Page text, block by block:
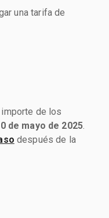
una tarifa de
de los
de mayo de 2025.
después de la